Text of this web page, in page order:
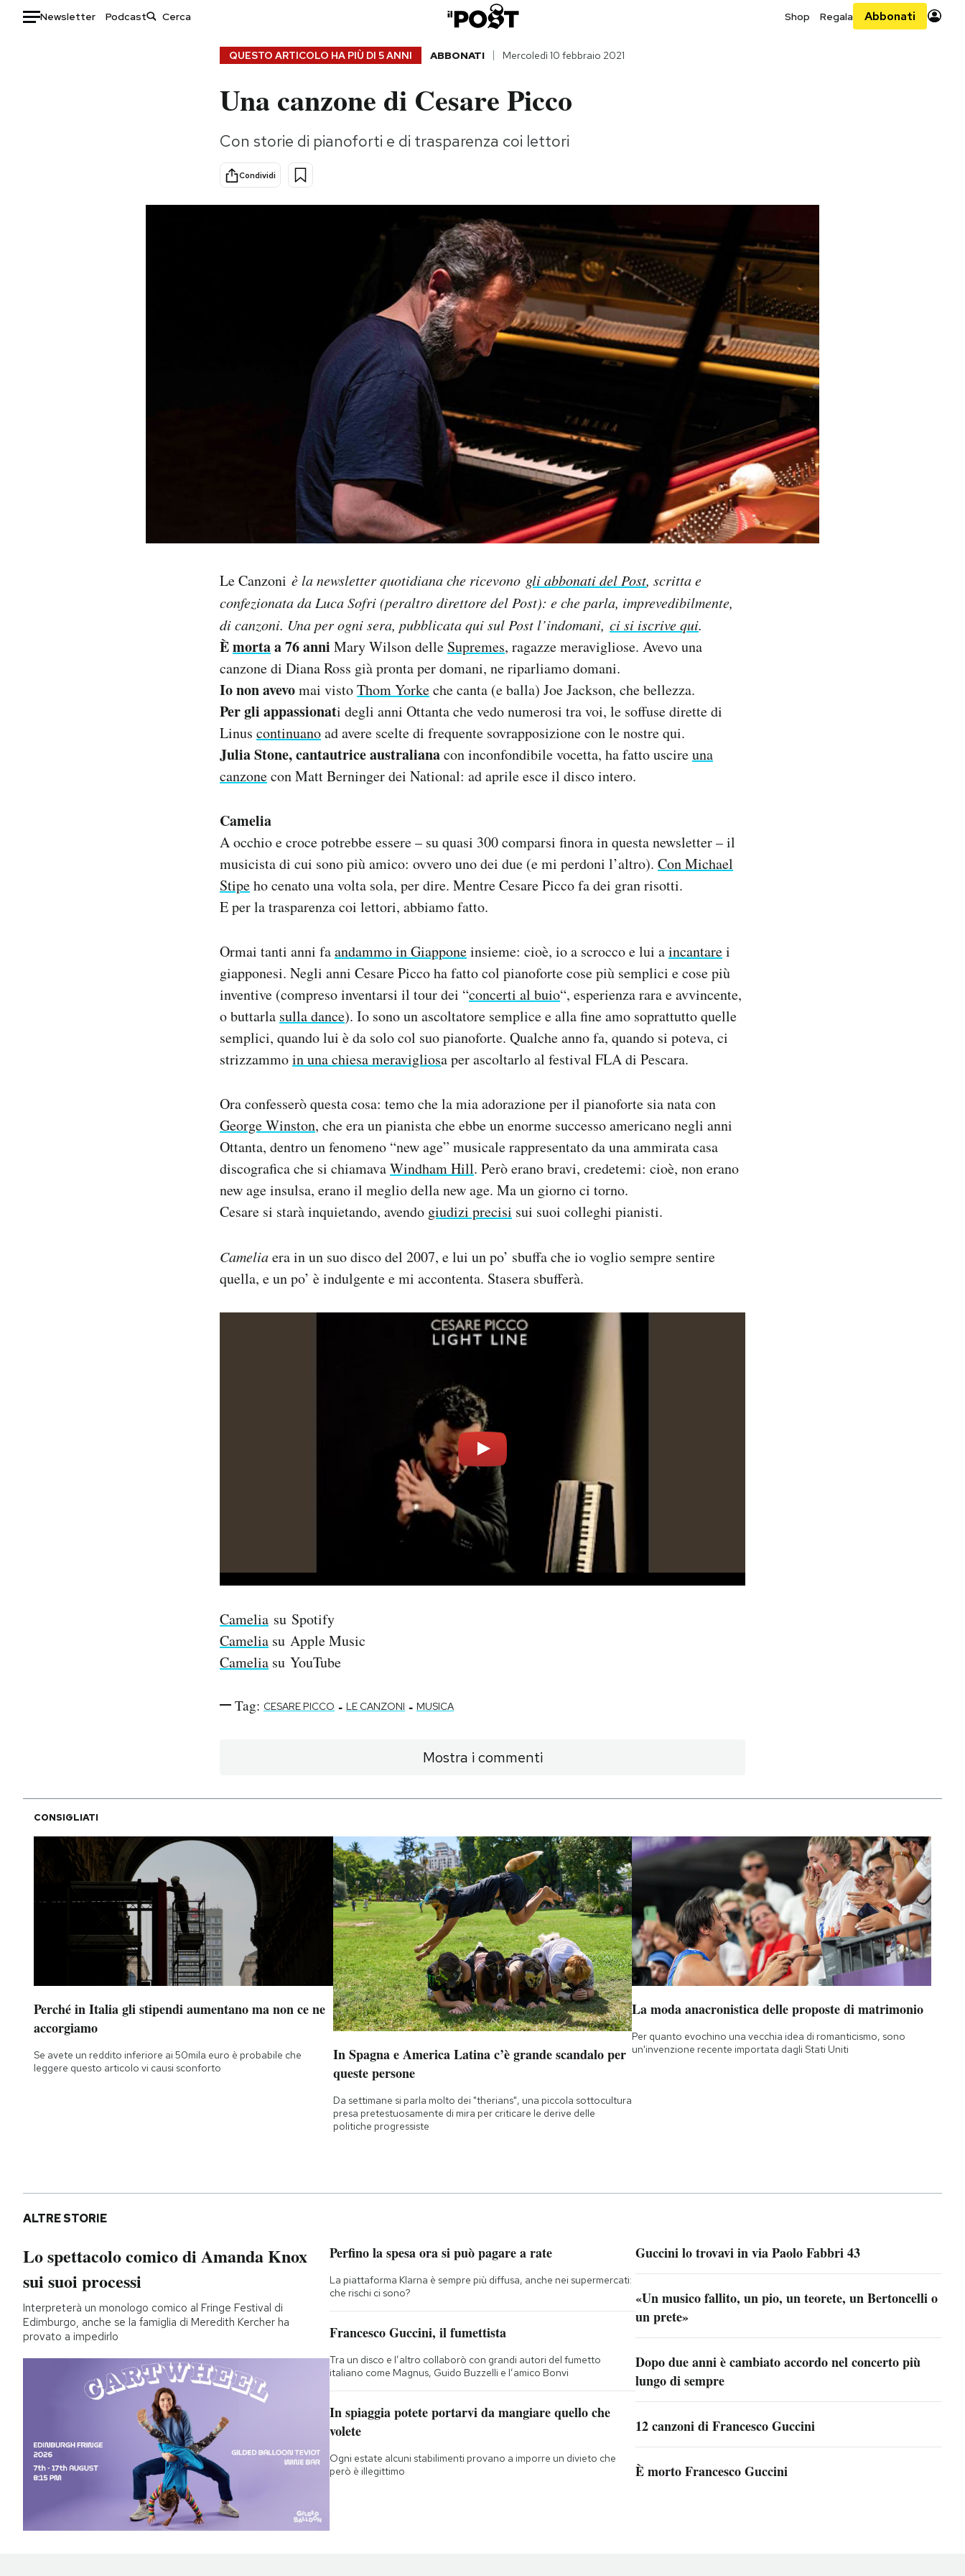
Newsletter Podcast Shop Regala Abbonati
Consumismi
Storie/Idee
Ok Boomer!
QUESTO ARTICOLO HA PIÙ DI 5 ANNI ABBONATI Mercoledì 10 febbraio 2021
Una canzone di Cesare Picco
Con storie di pianoforti e di trasparenza coi lettori
Condividi
Le Canzoni è la newsletter quotidiana che ricevono gli abbonati del Post, scritta e
confezionata da Luca Sofri (peraltro direttore del Post): e che parla, imprevedibilmente,
di canzoni. Una per ogni sera, pubblicata qui sul Post l’indomani, ci si iscrive qui.
Èmortaa 76 anni Mary Wilson delle Supremes, ragazze meravigliose. Avevo una
canzone di Diana Ross già pronta per domani, ne riparliamo domani.
Io non avevomai vistoThom Yorkeche canta (e balla) Joe Jackson, che bellezza.
Per gli appassionati degli anni Ottanta che vedo numerosi tra voi, le soffuse dirette di
Linus continuanoad avere scelte di frequente sovrapposizione con le nostre qui.
Julia Stone, cantautrice australianacon inconfondibile vocetta, ha fatto uscireuna
canzonecon Matt Berninger dei National: ad aprile esce il disco intero.
Camelia
A occhio e croce potrebbe essere – su quasi 300 comparsi finora in questa newsletter – il
musicista di cui sono più amico: ovvero uno dei due (e mi perdoni l’altro). Con Michael
Stipeho cenato una volta sola, per dire. Mentre Cesare Picco fa dei gran risotti.
E per la trasparenza coi lettori, abbiamo fatto.
Ormai tanti anni faandammo in Giapponeinsieme: cioè, io a scrocco e lui aincantarei
giapponesi. Negli anni Cesare Picco ha fatto col pianoforte cose più semplici e cose più
inventive (compreso inventarsi il tour dei “concerti al buio“, esperienza rara e avvincente,
o buttarla sulla dance). Io sono un ascoltatore semplice e alla fine amo soprattutto quelle
semplici, quando lui è da solo col suo pianoforte. Qualche anno fa, quando si poteva, ci
strizzammoin una chiesa meravigliosa per ascoltarlo al festival FLA di Pescara.
Ora confesserò questa cosa: temo che la mia adorazione per il pianoforte sia nata con
George Winston, che era un pianista che ebbe un enorme successo americano negli anni
Ottanta, dentro un fenomeno “new age” musicale rappresentato da una ammirata casa
discografica che si chiamavaWindham Hill. Però erano bravi, credetemi: cioè, non erano
new age insulsa, erano il meglio della new age. Ma un giorno ci torno.
Cesare si starà inquietando, avendo giudizi precisi sui suoi colleghi pianisti.
Cameliaera in un suo disco del 2007, e lui un po’ sbuffa che io voglio sempre sentire
quella, e un po’ è indulgente e mi accontenta. Stasera sbufferà.
Camelia su Spotify
Camelia su Apple Music
Camelia su YouTube
Tag: CESARE PICCO - LE CANZONI - MUSICA
Mostra i commenti
CONSIGLIATI
Perché in Italia gli stipendi aumentano ma non ce ne
accorgiamo
Se avete un reddito inferiore ai 50mila euro è probabile che
leggere questo articolo vi causi sconforto
In Spagna e America Latina c’è grande scandalo per
queste persone
Da settimane si parla molto dei "therians", una piccola sottocultura
presa pretestuosamente di mira per criticare le derive delle
politiche progressiste
La moda anacronistica delle proposte di matrimonio
Per quanto evochino una vecchia idea di romanticismo, sono
un'invenzione recente importata dagli Stati Uniti
ALTRE STORIE
Lo spettacolo comico di Amanda Knox
sui suoi processi
Interpreterà un monologo comico al Fringe Festival di
Edimburgo, anche se la famiglia di Meredith Kercher ha
provato a impedirlo
Perfino la spesa ora si può pagare a rate
La piattaforma Klarna è sempre più diffusa, anche nei supermercati:
che rischi ci sono?
Francesco Guccini, il fumettista
Tra un disco e l’altro collaborò con grandi autori del fumetto
italiano come Magnus, Guido Buzzelli e l’amico Bonvi
In spiaggia potete portarvi da mangiare quello che
volete
Ogni estate alcuni stabilimenti provano a imporre un divieto che
però è illegittimo
Guccini lo trovavi in via Paolo Fabbri 43
«Un musico fallito, un pio, un teorete, un Bertoncelli o
un prete»
Dopo due anni è cambiato accordo nel concerto più
lungo di sempre
12 canzoni di Francesco Guccini
È morto Francesco Guccini